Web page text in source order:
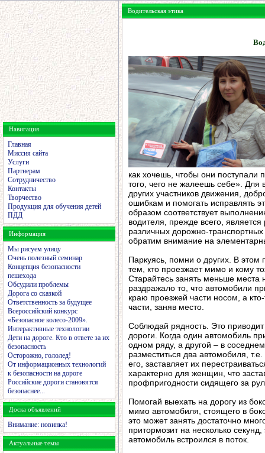
Навигация
Главная
Миссия сайта
Услуги
Партнерам
Сотрудничество
Контакты
Творчество
Продукция для обучения детей
ПДД
Информация
Мы рисуем улицу
Очень полезный семинар
Концепция безопасности
пешехода
Обсудили проблемы
Дорога со сказкой
Ответственность за будущее
Всероссийский конкурс
«Безопасное колесо-2009».
Интерактивные технологии
Дети на дороге. Кто в ответе за их
безопасность
Осторожно, гололед!
От информационных технологий
к безопасности на дороге
Российские дороги становятся
безопаснее...
Доска объявлений
Внимание: новинка!
Актуальные темы
Водительская этика
как хочешь, чтобы они
того, чего не жалеешь себе». Для
других участников движения,
ошибкам и помогать исправлять
образом соответствует
водителя, прежде всего,
различных дорожно-
обратим внимание на
Паркуясь, помни о других. В этом
тем, кто проезжает мимо и кому
Старайтесь занять меньше места
раздражало то, что автомобили
краю проезжей части носом, а
части, заняв место.
Соблюдай рядность. Это
дороги. Когда один автомобиль
одном ряду, а другой – в
разместиться два автомобиля,
его, заставляет их
характерно для женщин, что
профпригодности сидящего за
Помогай выехать на дорогу из
мимо автомобиля, стоящего в
это может занять достаточно
притормозит на несколько
автомобиль встроился в поток.